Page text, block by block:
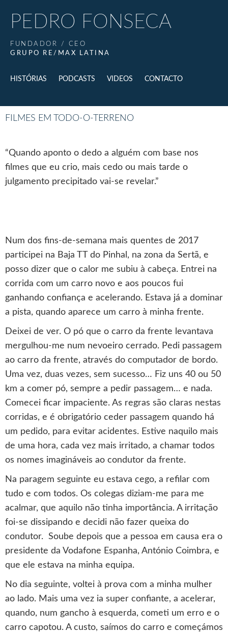
PEDRO FONSECA
FUNDADOR / CEO
GRUPO RE/MAX LATINA
HISTÓRIAS PODCASTS VIDEOS CONTACTO
FILMES EM TODO-O-TERRENO
“Quando aponto o dedo a alguém com base nos
filmes que eu crio, mais cedo ou mais tarde o
julgamento precipitado vai-se revelar.”
Num dos fins-de-semana mais quentes de 2017
participei na Baja TT do Pinhal, na zona da Sertã, e
posso dizer que o calor me subiu à cabeça. Entrei na
corrida com um carro novo e aos poucos fui
ganhando confiança e acelerando. Estava já a dominar
a pista, quando aparece um carro à minha frente.
Deixei de ver. O pó que o carro da frente levantava
mergulhou-me num nevoeiro cerrado. Pedi passagem
ao carro da frente, através do computador de bordo.
Uma vez, duas vezes, sem sucesso… Fiz uns 40 ou 50
km a comer pó, sempre a pedir passagem… e nada.
Comecei ficar impaciente. As regras são claras nestas
corridas, e é obrigatório ceder passagem quando há
um pedido, para evitar acidentes. Estive naquilo mais
de uma hora, cada vez mais irritado, a chamar todos
os nomes imagináveis ao condutor da frente.
Na paragem seguinte eu estava cego, a refilar com
tudo e com todos. Os colegas diziam-me para me
acalmar, que aquilo não tinha importância. A irritação
foi-se dissipando e decidi não fazer queixa do
condutor. Soube depois que a pessoa em causa era o
presidente da Vodafone Espanha, António Coimbra, e
que ele estava na minha equipa.
No dia seguinte, voltei à prova com a minha mulher
ao lado. Mais uma vez ia super confiante, a acelerar,
quando, num gancho à esquerda, cometi um erro e o
carro capotou. A custo, saímos do carro e começámos